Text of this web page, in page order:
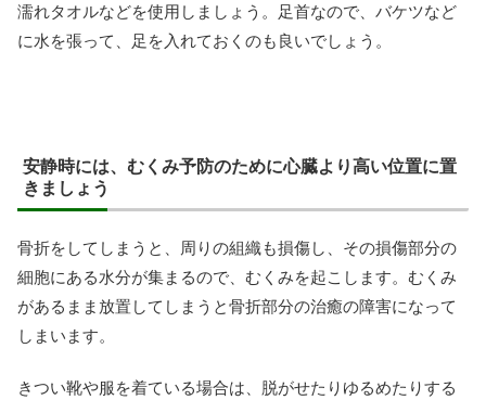
濡れタオルなどを使用しましょう。足首なので、バケツなど
に水を張って、足を入れておくのも良いでしょう。
安静時には、むくみ予防のために心臓より高い位置に置
きましょう
骨折をしてしまうと、周りの組織も損傷し、その損傷部分の
細胞にある水分が集まるので、むくみを起こします。むくみ
があるまま放置してしまうと骨折部分の治癒の障害になって
しまいます。
きつい靴や服を着ている場合は、脱がせたりゆるめたりする